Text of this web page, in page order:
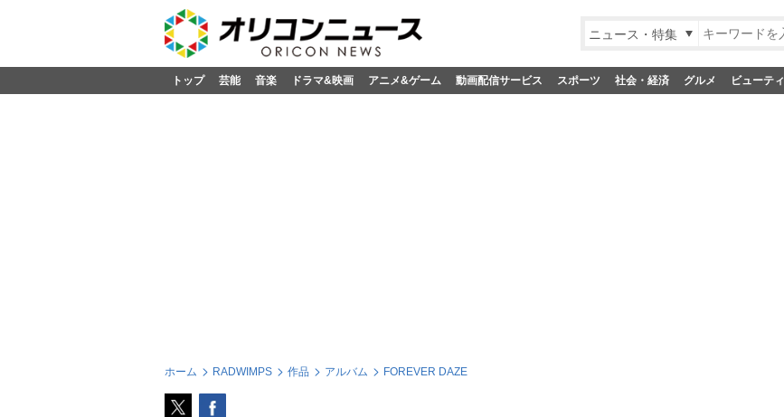
ニュース・特集
トップ 芸能 音楽 ドラマ&映画 アニメ&ゲーム 動画配信サービス スポーツ 社会・経済 グルメ ビューティ
ホーム RADWIMPS 作品 アルバム FOREVER DAZE